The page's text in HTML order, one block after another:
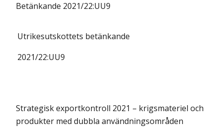
Betänkande 2021/22:UU9
Utrikesutskottets betänkande
2021/22:UU9
Strategisk exportkontroll 2021 – krigsmateriel och
produkter med dubbla användningsområden